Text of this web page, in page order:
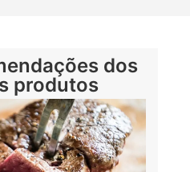
dos
produtos